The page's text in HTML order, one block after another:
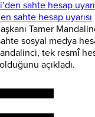
sahte hesap uyarısı
Tamer
sosyal medya
tek resmî
açıkladı.